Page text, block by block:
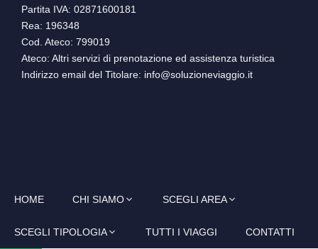
Partita IVA: 02871600181
Rea: 196348
Cod. Ateco: 799019
Ateco: Altri servizi di prenotazione ed assistenza turistica
Indirizzo email del Titolare: info@soluzioneviaggio.it
HOME CHI SIAMO SCEGLI AREA
SCEGLI TIPOLOGIA TUTTI I VIAGGI CONTATTI